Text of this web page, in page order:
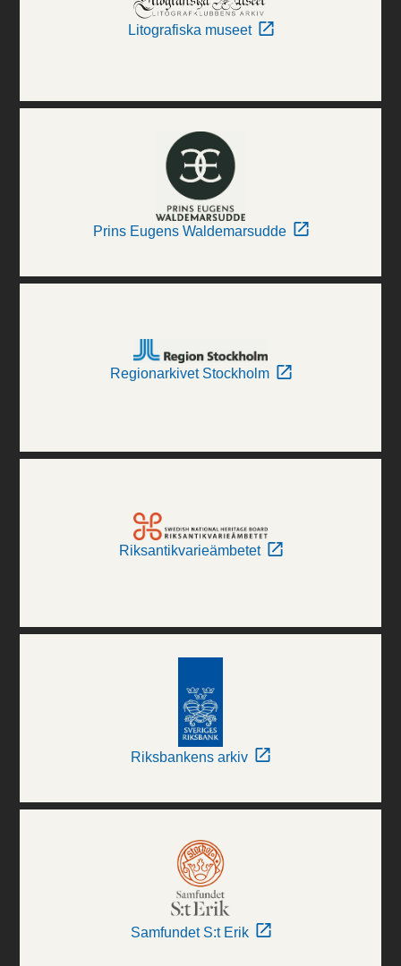
Litografiska museet
Prins Eugens Waldemarsudde
Regionarkivet Stockholm
Riksantikvarieämbetet
Riksbankens arkiv
Samfundet S:t Erik